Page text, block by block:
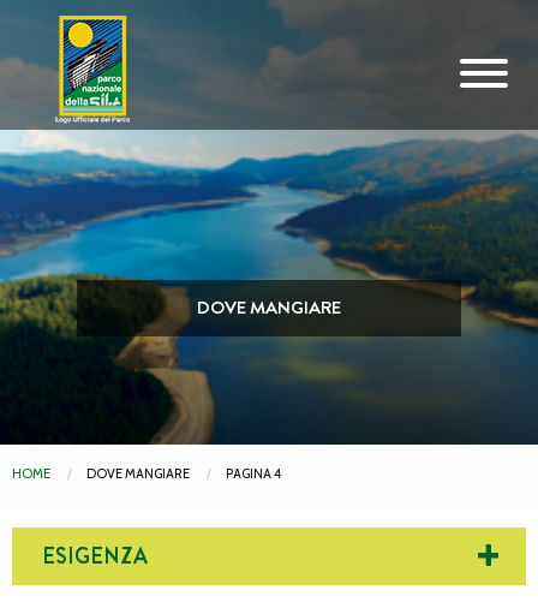
Vai al contenuto principale
DOVE MANGIARE
HOME DOVE MANGIARE PAGINA 4
ESIGENZA